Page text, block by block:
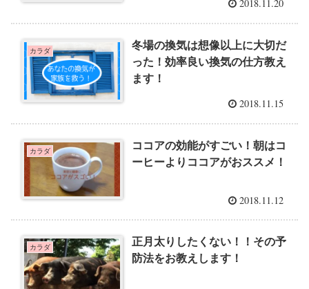
2018.11.20
カラダ
冬場の換気は想像以上に大切だ
った！効率良い換気の仕方教え
ます！
2018.11.15
カラダ
ココアの効能がすごい！朝はコ
ーヒーよりココアがおススメ！
2018.11.12
カラダ
正月太りしたくない！！その予
防法をお教えします！